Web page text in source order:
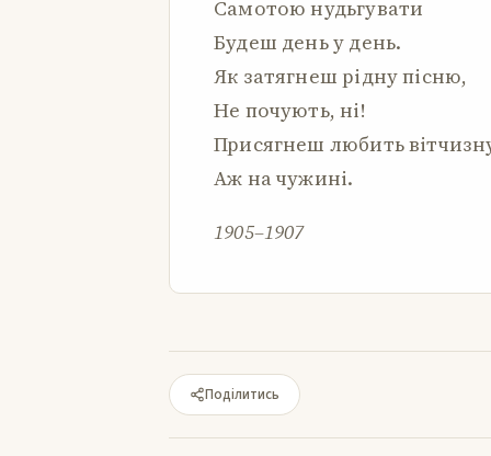
Самотою нудьгувати
Будеш день у день.
Як затягнеш рідну пісню,
Не почують, ні!
Присягнеш любить
Аж на чужині.
1905–1907
Поділитись